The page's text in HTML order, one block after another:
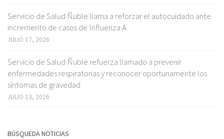
Servicio de Salud Ñuble llama a reforzar el autocuidado ante
incremento de casos de Influenza A
JULIO 17, 2026
Servicio de Salud Ñuble refuerza llamado a prevenir
enfermedades respiratorias y reconocer oportunamente los
síntomas de gravedad
JULIO 13, 2026
BÚSQUEDA NOTICIAS